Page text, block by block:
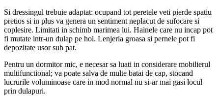
Si dressingul trebuie adaptat: ocupand tot peretele veti pierde spatiu
pretios si in plus va genera un sentiment neplacut de sufocare si
coplesire. Limitati in schimb marimea lui. Hainele care nu incap pot
fi mutate intr-un dulap pe hol. Lenjeria groasa si pernele pot fi
depozitate usor sub pat.
Pentru un dormitor mic, e necesar sa luati in considerare mobilierul
multifunctional; va poate salva de multe batai de cap, stocand
lucrurile voluminoase care in mod normal nu si-ar mai gasi locul
prin dulapuri.